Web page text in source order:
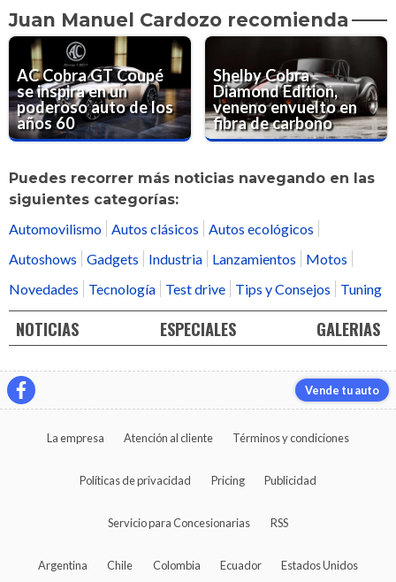
Juan Manuel Cardozo recomienda
AC Cobra GT Coupé
se inspira en un
poderoso auto de los
años 60
Shelby Cobra
Diamond Edition,
veneno envuelto en
fibra de carbono
Puedes recorrer más noticias navegando en las
siguientes categorías:
Automovilismo Autos clásicos
Autos ecológicos
Autoshows
Gadgets Industria Lanzamientos
Motos
Novedades
Tecnología Test drive Tips y Consejos Tuning
NOTICIAS ESPECIALES GALERIAS
Vende tu auto
La empresa Atención al cliente Términos y condiciones
Políticas de privacidad Pricing Publicidad
Servicio para Concesionarias RSS
Argentina Chile Colombia Ecuador Estados Unidos